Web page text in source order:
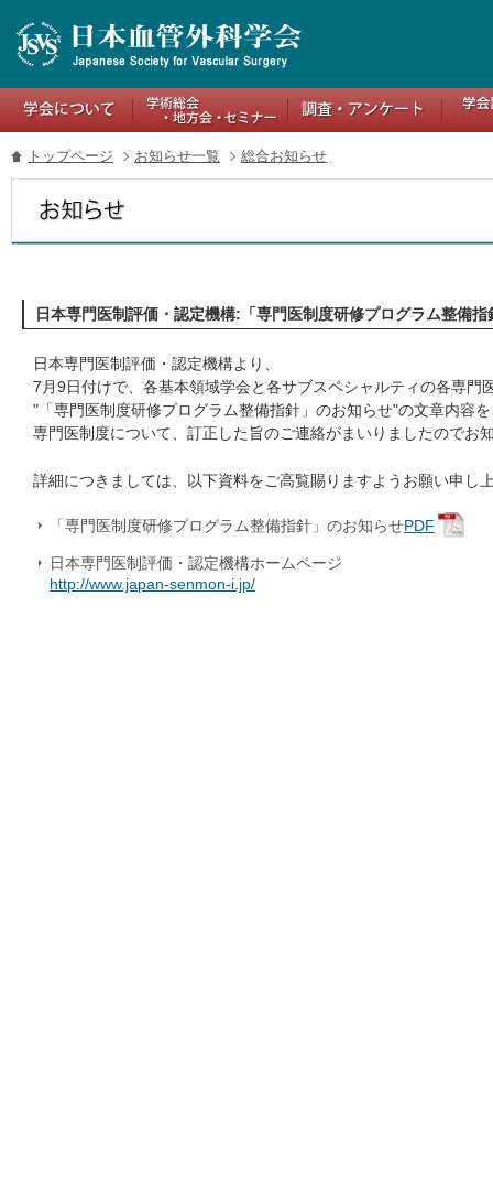
トップページ お知らせ一覧 総合お知らせ
日本専門医制評価・認定機構:「専門医制度研修プログラム整備
日本専門医制評価・認定機構より、
7月9日付けで、各基本領域学会と各サブスペシャルティの各専門
" 「専門医制度研修プログラム整備指針」のお知らせ"の文章内容
専門医制度について、訂正した旨のご連絡がまいりましたのでお
詳細につきましては、以下資料をご高覧賜りますようお願い申し
「専門医制度研修プログラム整備指針」のお知らせPDF
日本専門医制評価・認定機構ホームページ
http://www.japan-senmon-i.jp/